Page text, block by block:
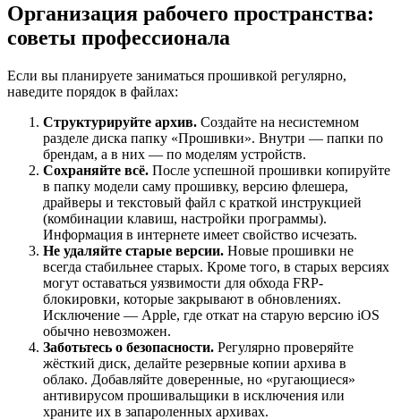
Организация рабочего пространства:
советы профессионала
Если вы планируете заниматься прошивкой регулярно,
наведите порядок в файлах:
Структурируйте архив. Создайте на несистемном
разделе диска папку «Прошивки». Внутри — папки по
брендам, а в них — по моделям устройств.
Сохраняйте всё. После успешной прошивки копируйте
в папку модели саму прошивку, версию флешера,
драйверы и текстовый файл с краткой инструкцией
(комбинации клавиш, настройки программы).
Информация в интернете имеет свойство исчезать.
Не удаляйте старые версии. Новые прошивки не
всегда стабильнее старых. Кроме того, в старых версиях
могут оставаться уязвимости для обхода FRP-
блокировки, которые закрывают в обновлениях.
Исключение — Apple, где откат на старую версию iOS
обычно невозможен.
Заботьтесь о безопасности. Регулярно проверяйте
жёсткий диск, делайте резервные копии архива в
облако. Добавляйте доверенные, но «ругающиеся»
антивирусом прошивальщики в исключения или
храните их в запароленных архивах.